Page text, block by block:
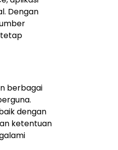
Dengan
tetap
berbagai
dengan
ketentuan